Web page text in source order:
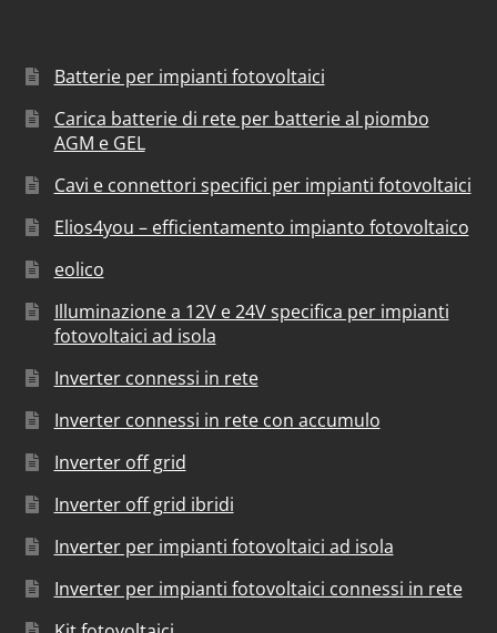
Batterie per impianti fotovoltaici
Carica batterie di rete per batterie al piombo
AGM e GEL
Cavi e connettori specifici per impianti fotovoltaici
Elios4you – efficientamento impianto fotovoltaico
eolico
Illuminazione a 12V e 24V specifica per impianti
fotovoltaici ad isola
Inverter connessi in rete
Inverter connessi in rete con accumulo
Inverter off grid
Inverter off grid ibridi
Inverter per impianti fotovoltaici ad isola
Inverter per impianti fotovoltaici connessi in rete